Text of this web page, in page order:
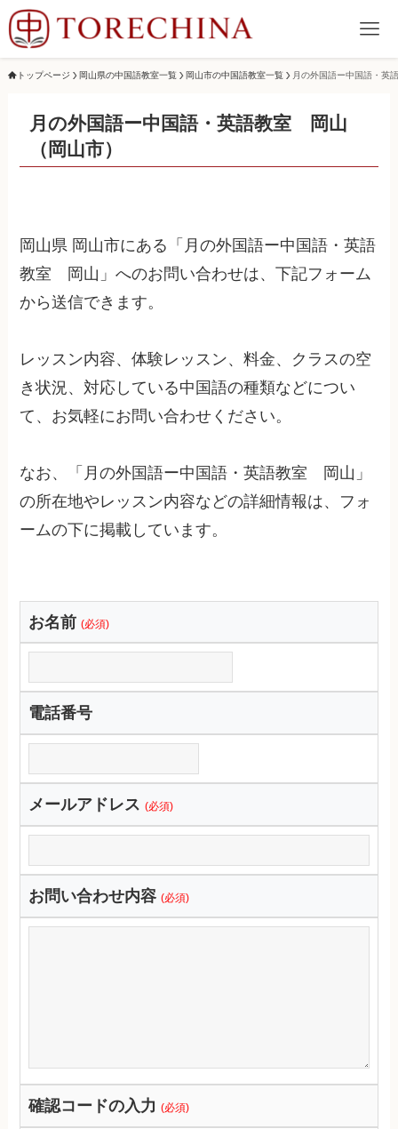
トップページ 岡山県の中国語教室一覧 岡山市の中国語教室一覧 月の外国語ー中国語・英
月の外国語ー中国語・英語教室 岡山
（岡山市）
岡山県 岡山市にある「月の外国語ー中国語・英語
教室 岡山」へのお問い合わせは、下記フォーム
から送信できます。
レッスン内容、体験レッスン、料金、クラスの空
き状況、対応している中国語の種類などについ
て、お気軽にお問い合わせください。
なお、「月の外国語ー中国語・英語教室 岡山」
の所在地やレッスン内容などの詳細情報は、フォ
ームの下に掲載しています。
お名前 (必須)
電話番号
メールアドレス (必須)
お問い合わせ内容 (必須)
確認コードの入力(必須)